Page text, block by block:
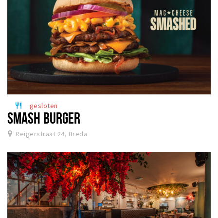
restaurant gesloten
SMASH BURGER
Reigerstraat 24, Breda